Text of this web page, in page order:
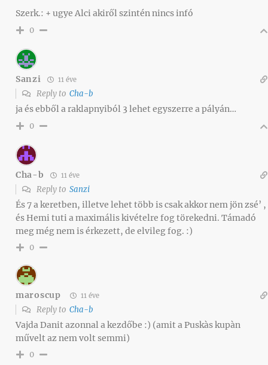
Szerk.: + ugye Alci akiről szintén nincs infó
0
Sanzi 11 éve
Reply to Cha-b
ja és ebből a raklapnyiból 3 lehet egyszerre a pályán…
0
Cha-b 11 éve
Reply to Sanzi
És 7 a keretben, illetve lehet több is csak akkor nem jön zsé’ ,
és Hemi tuti a maximális kivételre fog törekedni. Támadó
meg még nem is érkezett, de elvileg fog. :)
0
maroscup 11 éve
Reply to Cha-b
Vajda Danit azonnal a kezdőbe :) (amit a Puskàs kupàn
művelt az nem volt semmi)
0